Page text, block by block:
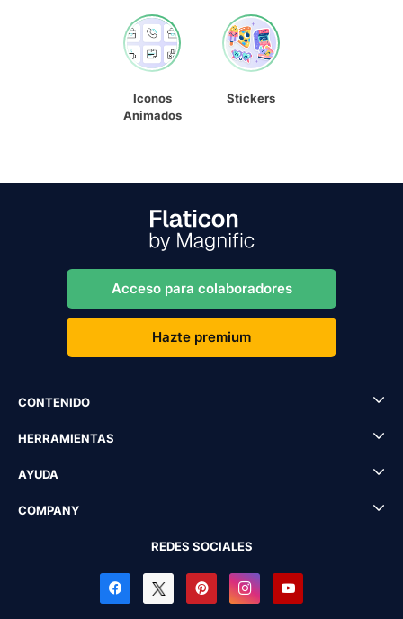
Iconos
Animados
Stickers
Acceso para colaboradores
Hazte premium
CONTENIDO
HERRAMIENTAS
AYUDA
COMPANY
REDES SOCIALES